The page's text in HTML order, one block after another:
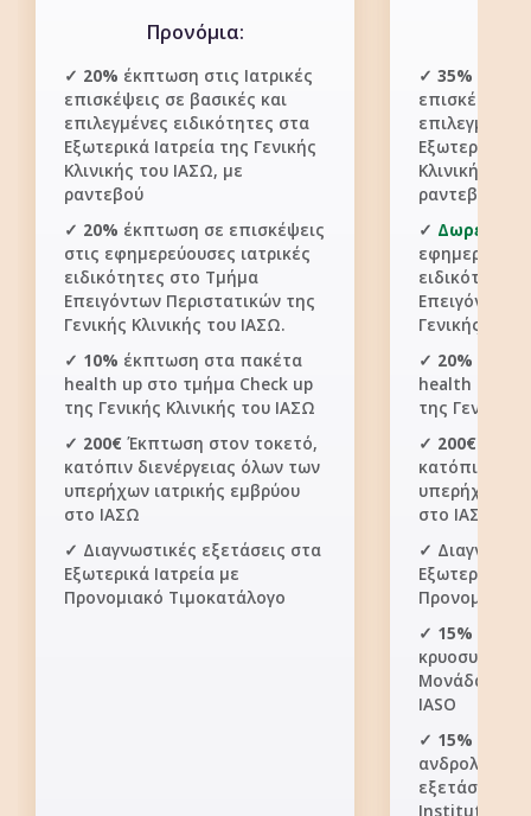
Προνόμια:
✓ 20% έκπτωση στις Ιατρικές
επισκέψεις σε βασικές και
επιλεγμένες ειδικότητες στα
Εξωτερικά Ιατρεία της Γενικής
Κλινικής του ΙΑΣΩ, με
ραντεβού
✓ 20% έκπτωση σε επισκέψεις
στις εφημερεύουσες ιατρικές
ειδικότητες στο Τμήμα
Επειγόντων Περιστατικών της
Γενικής Κλινικής του ΙΑΣΩ.
✓ 10% έκπτωση στα πακέτα
health up στο τμήμα Check up
της Γενικής Κλινικής του ΙΑΣΩ
✓ 200€ Έκπτωση στον τοκετό,
κατόπιν διενέργειας όλων των
υπερήχων ιατρικής εμβρύου
στο ΙΑΣΩ
✓ Διαγνωστικές εξετάσεις στα
Εξωτερικά Ιατρεία με
Προνομιακό Τιμοκατάλογο
✓ 35%
επισκέψεις
επιλεγμένες
Εξωτερικά
Κλινικής
ραντεβού
✓ Δωρεάν
Επειγόντων
Γενικής
✓ 20%
health up
της Γενικής
✓ 200€
κατόπιν
υπερήχων
στο ΙΑΣΩ
✓
Εξωτερικά
Προνομιακό
✓ 15%
Μονάδα IVF
IASO
✓ 15%
εξετάσεων
Institute of